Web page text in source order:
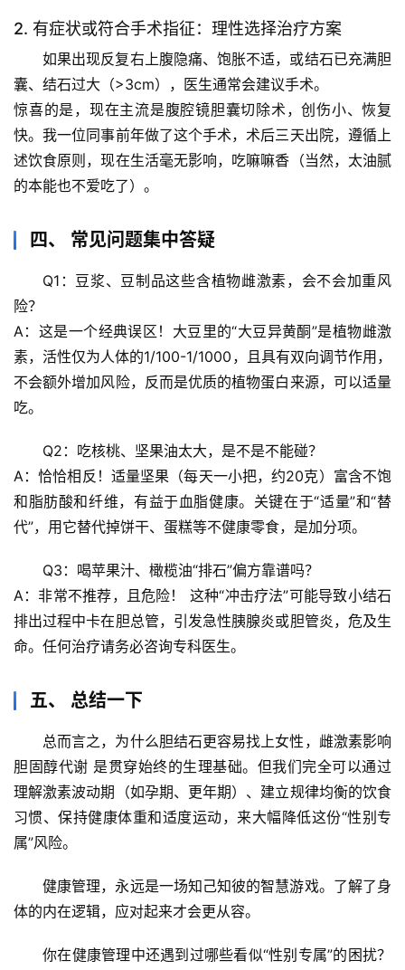
宙
天
文
生
活
学
技
前
沿
心
站
辟
谣
2. 有症状或符合手术指征：理性选择治疗方案
如果出现反复右上腹隐痛、饱胀不适，或结石已充满胆
囊、结石过大（>3cm），医生通常会建议手术。
惊喜的是 ，现在主流是腹腔镜胆囊切除术，创伤小、恢复
快。我一位同事前年做了这个手术，术后三天出院，遵循上
述饮食原则，现在生活毫无影响，吃嘛嘛香（当然，太油腻
的本能也不爱吃了）。
四、 常见问题集中答疑
Q1：豆浆、豆制品这些含植物雌激素，会不会加重风
险？
A：这是一个经典误区！大豆里的“大豆异黄酮”是植物雌激
素，活性仅为人体的1/100-1/1000，且具有双向调节作用，
不会额外增加风险，反而是优质的植物蛋白来源，可以适量
吃。
Q2：吃核桃、坚果油太大，是不是不能碰？
A：恰恰相反！适量坚果（每天一小把，约20克）富含不饱
和脂肪酸和纤维，有益于血脂健康。关键在于“适量”和“替
代”，用它替代掉饼干、蛋糕等不健康零食，是加分项。
Q3：喝苹果汁、橄榄油“排石”偏方靠谱吗？
A：非常不推荐，且危险！
这种“冲击疗法”可能导致小结石
排出过程中卡在胆总管，引发急性胰腺炎或胆管炎，危及生
命。任何治疗请务必咨询专科医生。
五、 总结一下
总而言之， 为什么胆结石更容易找上女性，雌激素影响
胆固醇代谢 是贯穿始终的生理基础。但我们完全可以通过
理解激素波动期（如孕期、更年期）、建立规律均衡的饮食
习惯、保持健康体重和适度运动，来大幅降低这份“性别专
属”风险。
健康管理，永远是一场知己知彼的智慧游戏。了解了身
体的内在逻辑，应对起来才会更从容。
你在健康管理中还遇到过哪些看似“性别专属”的困扰？